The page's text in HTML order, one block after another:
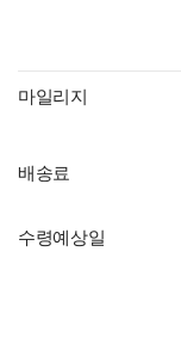
마일리지
배송료
수령예상일